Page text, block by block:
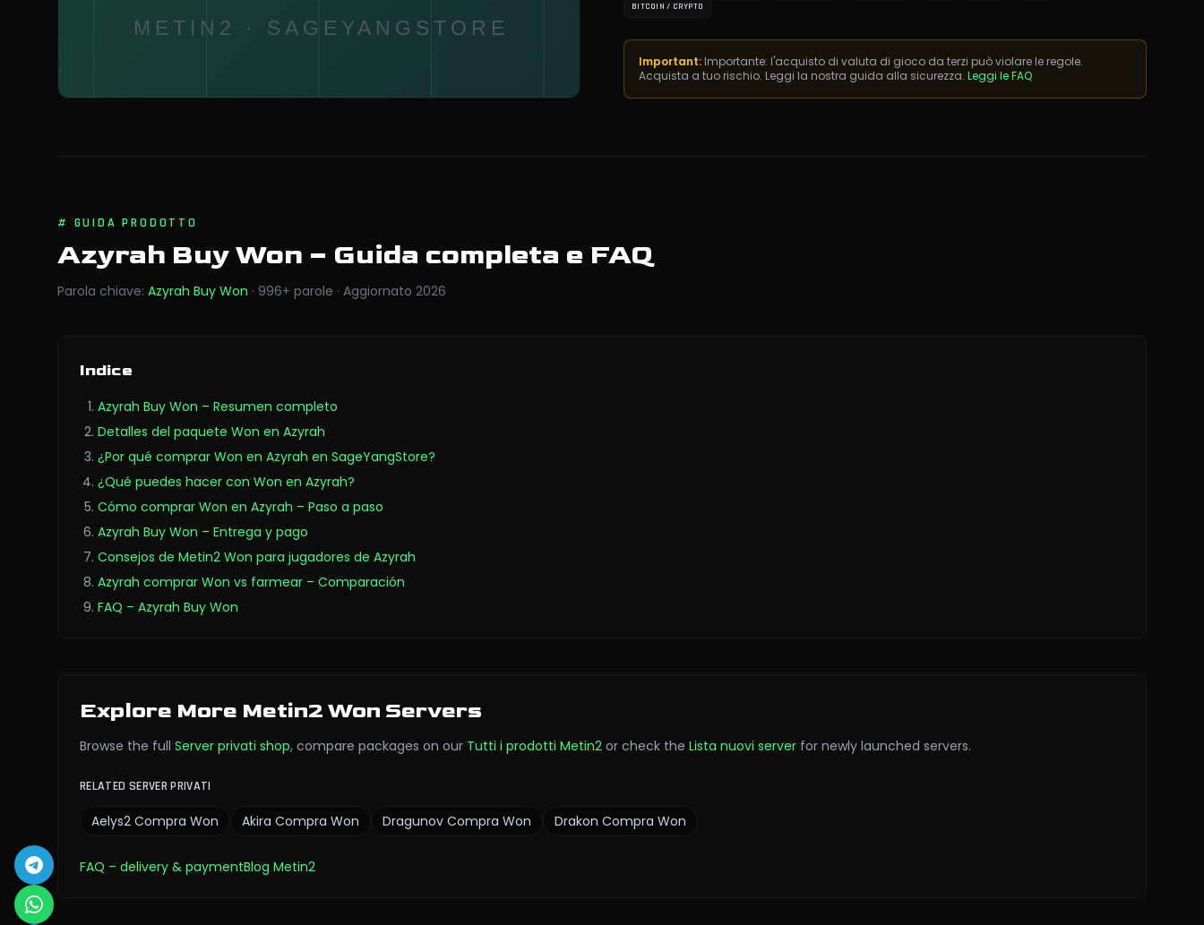
BITCOIN / CRYPTO
Important: Importante: l'acquisto di valuta di gioco da terzi può violare le regole.
Acquista a tuo rischio. Leggi la nostra guida alla sicurezza. Leggi le FAQ
# GUIDA PRODOTTO
Azyrah Buy Won – Guida completa e FAQ
Parola chiave: Azyrah Buy Won · 996+ parole · Aggiornato 2026
Indice
Azyrah Buy Won – Resumen completo
Detalles del paquete Won en Azyrah
¿Por qué comprar Won en Azyrah en SageYangStore?
¿Qué puedes hacer con Won en Azyrah?
Cómo comprar Won en Azyrah – Paso a paso
Azyrah Buy Won – Entrega y pago
Consejos de Metin2 Won para jugadores de Azyrah
Azyrah comprar Won vs farmear – Comparación
FAQ – Azyrah Buy Won
Explore More Metin2 Won Servers
Browse the full Server privati shop, compare packages on our Tutti i prodotti Metin2 or check the Lista nuovi server for newly launched servers.
RELATED SERVER PRIVATI
Aelys2 Compra Won Akira Compra Won Dragunov Compra Won Drakon Compra Won
FAQ – delivery & paymentBlog Metin2